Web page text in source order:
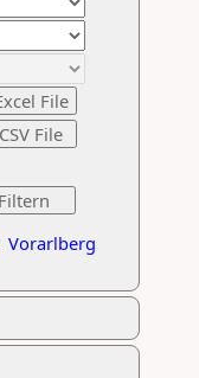
Vorarlberg